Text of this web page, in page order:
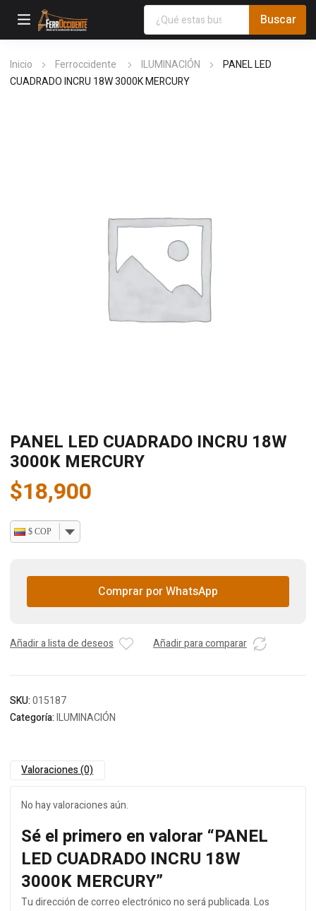
Inicio Ferroccidente ILUMINACIÓN
PANEL LED
CUADRADO INCRU 18W 3000K MERCURY
PANEL LED CUADRADO INCRU 18W
3000K MERCURY
$18,900
$ COP
Comprar por WhatsApp
Añadir a lista de deseos Añadir para comparar
SKU:015187
Categoría:ILUMINACIÓN
Valoraciones (0)
No hay valoraciones aún.
Sé el primero en valorar “PANEL
LED CUADRADO INCRU 18W
3000K MERCURY”
Tu dirección de correo electrónico no será publicada.Los